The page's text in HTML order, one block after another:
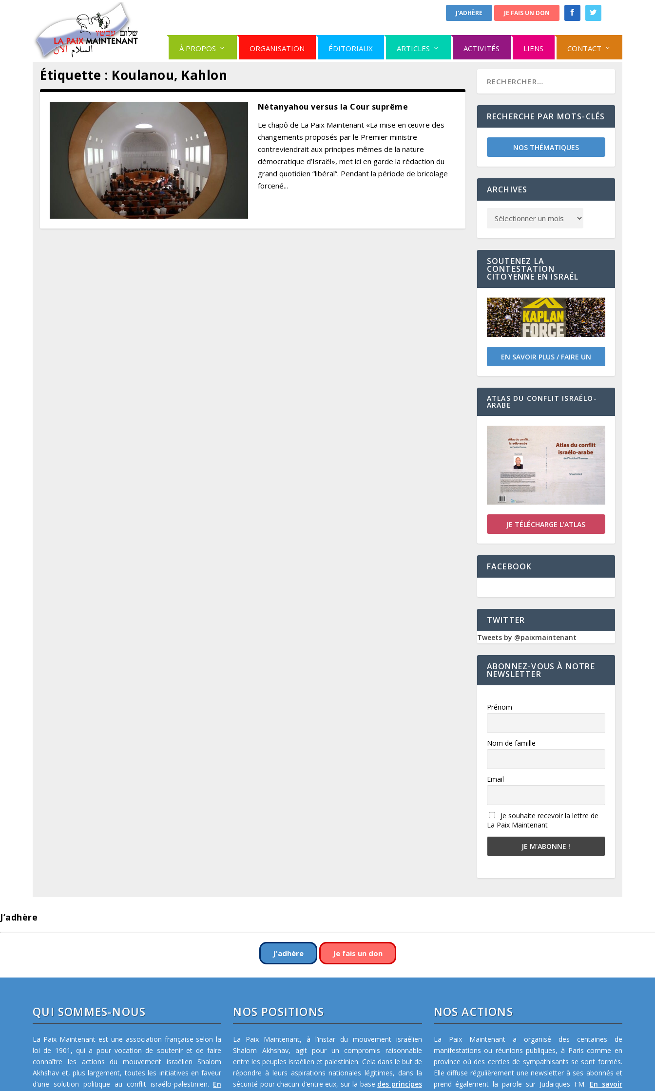
J'ADHÈRE JE FAIS UN DON
À PROPOS ORGANISATION ÉDITORIAUX ARTICLES ACTIVITÉS LIENS CONTACT
Étiquette : Koulanou, Kahlon
Nétanyahou versus la Cour suprême
Le chapô de La Paix Maintenant «La mise en œuvre des
changements proposés par le Premier ministre
contreviendrait aux principes mêmes de la nature
démocratique d’Israël», met ici en garde la rédaction du
grand quotidien “libéral”. Pendant la période de bricolage
forcené...
RECHERCHE PAR MOTS-CLÉS
NOS THÉMATIQUES
ARCHIVES
SOUTENEZ LA
CONTESTATION
CITOYENNE EN ISRAËL
EN SAVOIR PLUS / FAIRE UN
DON
ATLAS DU CONFLIT ISRAÉLO-
ARABE
JE TÉLÉCHARGE L’ATLAS
FACEBOOK
TWITTER
Tweets by @paixmaintenant
ABONNEZ-VOUS À NOTRE
NEWSLETTER
Prénom
Nom de famille
Email
Je souhaite recevoir la lettre de
La Paix Maintenant
J’adhère
J'adhère Je fais un don
QUI SOMMES-NOUS
La Paix Maintenant est une association française selon la
loi de 1901, qui a pour vocation de soutenir et de faire
connaître les actions du mouvement israélien Shalom
Akhshav et, plus largement, toutes les initiatives en faveur
d’une solution politique au conflit israélo-palestinien. En
NOS POSITIONS
La Paix Maintenant, à l’instar du mouvement israélien
Shalom Akhshav, agit pour un compromis raisonnable
entre les peuples israélien et palestinien. Cela dans le but de
répondre à leurs aspirations nationales légitimes, dans la
sécurité pour chacun d’entre eux, sur la base des principes
NOS ACTIONS
La Paix Maintenant a organisé des centaines de
manifestations ou réunions publiques, à Paris comme en
province où des cercles de sympathisants se sont formés.
Elle diffuse régulièrement une newsletter à ses abonnés et
prend également la parole sur Judaïques FM. En savoir